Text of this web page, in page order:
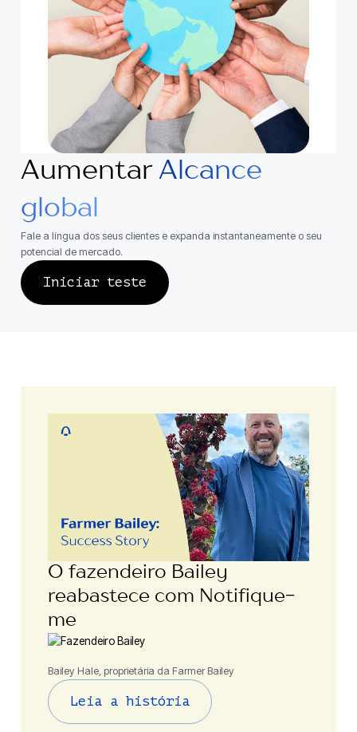
Aumentar Alcance
global
Fale a língua dos seus clientes e expanda instantaneamente o seu
potencial de mercado.
Iniciar teste
O fazendeiro Bailey
reabastece com Notifique-
me
Bailey Hale, proprietária da Farmer Bailey
Leia a história